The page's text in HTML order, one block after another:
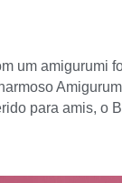
um amigurumi
para amis, o